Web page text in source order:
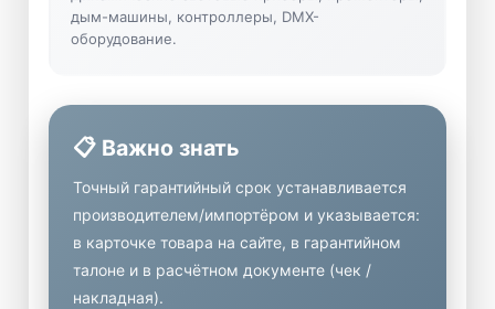
дым-машины, контроллеры, DMX-
оборудование.
📋 Важно знать
Точный гарантийный срок устанавливается
производителем/импортёром и указывается:
в карточке товара на сайте, в гарантийном
талоне и в расчётном документе (чек /
накладная).